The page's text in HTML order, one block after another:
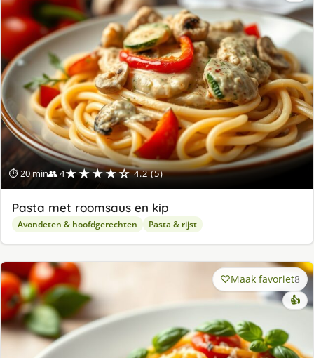
⏱ 20 min👥 4★★★★☆ 4.2 (5)
Pasta met roomsaus en kip
Avondeten & hoofdgerechten Pasta & rijst
Maak favoriet8
👍